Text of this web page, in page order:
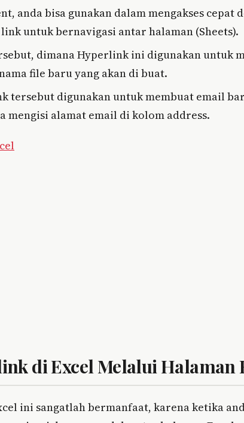
anda bisa gunakan dalam mengakses cepat
untuk bernavigasi antar halaman (Sheets).
dimana Hyperlink ini digunakan untuk
file baru yang akan di buat.
tersebut digunakan untuk membuat email
mengisi alamat email di kolom address.
di Excel Melalui Halaman
ini sangatlah bermanfaat, karena ketika